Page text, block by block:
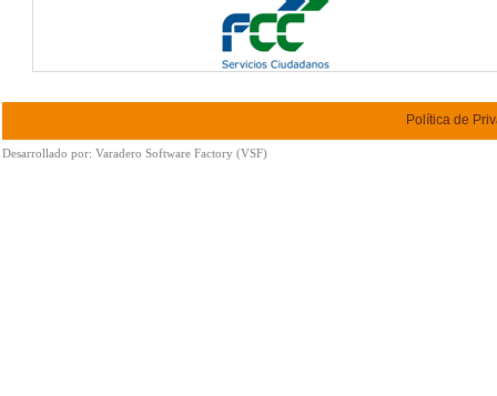
Política de
Desarrollado por: Varadero Software Factory (VSF)